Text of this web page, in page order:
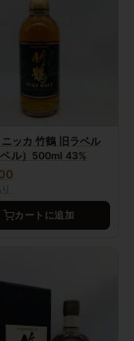
ニッカ 竹鶴 旧ラベル
ベル）500ml 43%
カートに追加